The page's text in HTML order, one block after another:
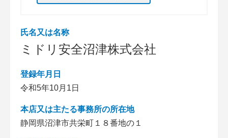
氏名又は名称
ミドリ安全沼津株式会社
登録年月日
令和5年10月1日
本店又は主たる事務所の所在地
静岡県沼津市共栄町１８番地の１